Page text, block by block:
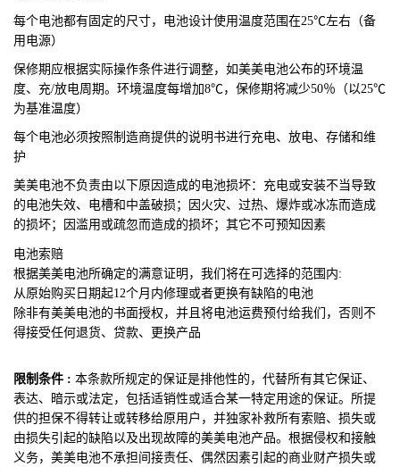
每个电池都有固定的尺寸，电池设计使用温度范围在25℃左右（备
用电源）
保修期应根据实际操作条件进行调整，如美美电池公布的环境温
度、充/放电周期。环境温度每增加8℃，保修期将减少50％（以25℃
为基准温度）
每个电池必须按照制造商提供的说明书进行充电、放电、存储和维
护
美美电池不负责由以下原因造成的电池损坏：充电或安装不当导致
的电池失效、电槽和中盖破损；因火灾、过热、爆炸或冰冻而造成
的损坏；因滥用或疏忽而造成的损坏；其它不可预知因素
电池索赔
根据美美电池所确定的满意证明，我们将在可选择的范围内:
从原始购买日期起12个月内修理或者更换有缺陷的电池
除非有美美电池的书面授权，并且将电池运费预付给我们，否则不
得接受任何退货、贷款、更换产品
限制条件 : 本条款所规定的保证是排他性的，代替所有其它保证、
表达、暗示或法定，包括适销性或适合某一特定用途的保证。所提
供的担保不得转让或转移给原用户，并独家补救所有索赔、损失或
由损失引起的缺陷以及出现故障的美美电池产品。根据侵权和接触
义务，美美电池不承担间接责任、偶然因素引起的商业财产损失或